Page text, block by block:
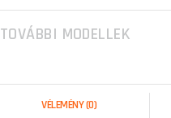
TOVÁBBI MODELLEK
VÉLEMÉNY(0)